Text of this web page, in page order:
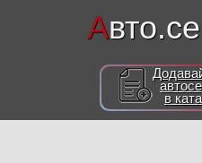
А
в